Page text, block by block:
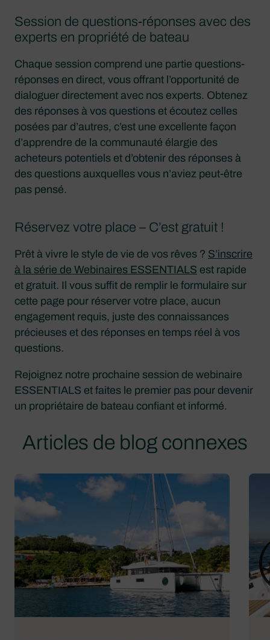
Session de questions-réponses avec des
experts en propriété de bateau
Chaque session comprend une partie questions-
réponses en direct, vous offrant l’opportunité de
dialoguer directement avec nos experts. Obtenez
des réponses à vos questions et écoutez celles
posées par d’autres, c’est une excellente façon
d’apprendre de la communauté élargie des
acheteurs potentiels et d’obtenir des réponses à
des questions auxquelles vous n’aviez peut-être
pas pensé.
Réservez votre place – C’est gratuit !
Prêt à vivre le style de vie de vos rêves ? S’inscrire
à la série de Webinaires ESSENTIALS est rapide
et gratuit. Il vous suffit de remplir le formulaire sur
cette page pour réserver votre place, aucun
engagement requis, juste des connaissances
précieuses et des réponses en temps réel à vos
questions.
Rejoignez notre prochaine session de webinaire
ESSENTIALS et faites le premier pas pour devenir
un propriétaire de bateau confiant et informé.
Articles de blog connexes